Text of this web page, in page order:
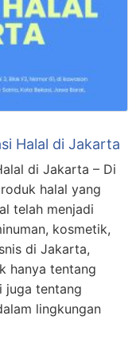
Halal di Jakarta
di Jakarta – Di
halal yang
telah menjadi
kosmetik,
di Jakarta,
hanya tentang
juga tentang
lingkungan